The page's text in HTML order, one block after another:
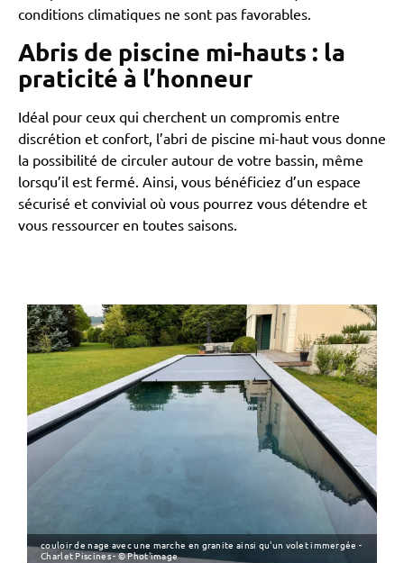
conditions climatiques ne sont pas favorables.
Abris de piscine mi-hauts : la
praticité à l’honneur
Idéal pour ceux qui cherchent un compromis entre
discrétion et confort, l’abri de piscine mi-haut vous donne
la possibilité de circuler autour de votre bassin, même
lorsqu’il est fermé. Ainsi, vous bénéficiez d’un espace
sécurisé et convivial où vous pourrez vous détendre et
vous ressourcer en toutes saisons.
couloir de nage avec une marche en granite ainsi qu'un volet immergée -
Charlet Piscines - © Phot'image